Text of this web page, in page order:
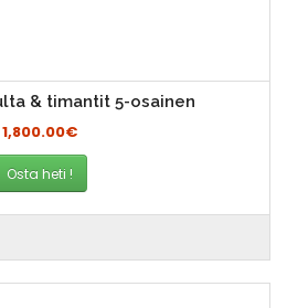
& timantit 5-osainen
1,800.00€
Osta heti !